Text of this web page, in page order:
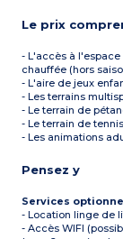
Le prix
- L'accès à
chauffée (hors
- L'aire de jeux
- Les terrains
- Le terrain de
- Le terrain de
- Les animations
Pensez y
Services
- Location linge de
- Accès WIFI